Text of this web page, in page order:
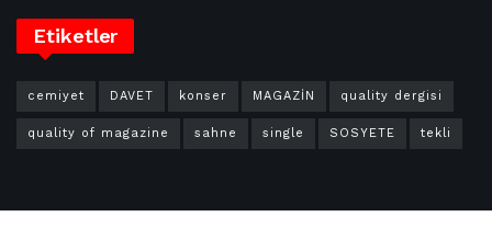
Etiketler
cemiyet DAVET konser MAGAZİN quality dergisi
quality of magazine sahne single SOSYETE tekli